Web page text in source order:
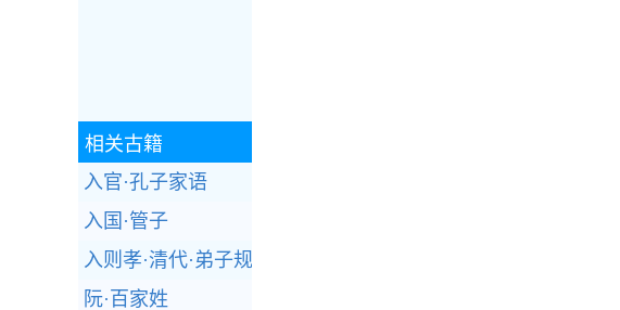
相关古籍
入官·孔子家语
入国·管子
入则孝·清代·弟子规
阮·百家姓